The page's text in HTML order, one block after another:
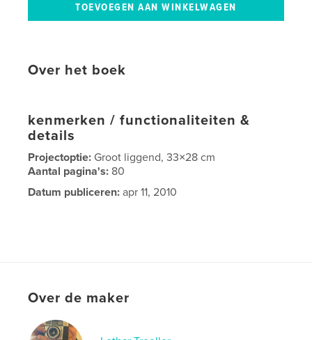
Over het boek
kenmerken / functionaliteiten &
details
Projectoptie: Groot liggend, 33×28 cm
Aantal pagina's: 80
Datum publiceren: apr 11, 2010
Over de maker